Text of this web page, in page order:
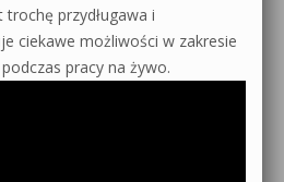
przydługawa i
ciekawe możliwości w zakresie
pracy na żywo.